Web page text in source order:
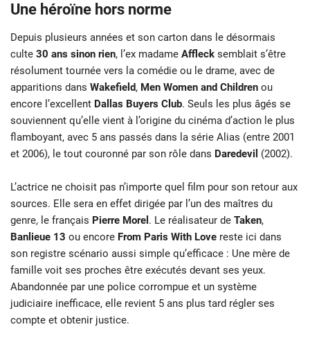
Une héroïne hors norme
Depuis plusieurs années et son carton dans le désormais
culte 30 ans sinon rien, l’ex madame Affleck semblait s’être
résolument tournée vers la comédie ou le drame, avec de
apparitions dans Wakefield, Men Women and Children ou
encore l’excellent Dallas Buyers Club. Seuls les plus âgés se
souviennent qu’elle vient à l’origine du cinéma d’action le plus
flamboyant, avec 5 ans passés dans la série Alias (entre 2001
et 2006), le tout couronné par son rôle dans Daredevil (2002).
L’actrice ne choisit pas n’importe quel film pour son retour aux
sources. Elle sera en effet dirigée par l’un des maîtres du
genre, le français Pierre Morel . Le réalisateur de Taken,
Banlieue 13 ou encore From Paris With Love reste ici dans
son registre scénario aussi simple qu’efficace : Une mère de
famille voit ses proches être exécutés devant ses yeux.
Abandonnée par une police corrompue et un système
judiciaire inefficace, elle revient 5 ans plus tard régler ses
compte et obtenir justice.